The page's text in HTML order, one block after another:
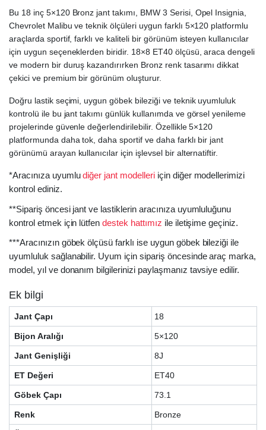
Bu 18 inç 5×120 Bronz jant takımı, BMW 3 Serisi, Opel Insignia,
Chevrolet Malibu ve teknik ölçüleri uygun farklı 5×120 platformlu
araçlarda sportif, farklı ve kaliteli bir görünüm isteyen kullanıcılar
için uygun seçeneklerden biridir. 18×8 ET40 ölçüsü, araca dengeli
ve modern bir duruş kazandırırken Bronz renk tasarımı dikkat
çekici ve premium bir görünüm oluşturur.
Doğru lastik seçimi, uygun göbek bileziği ve teknik uyumluluk
kontrolü ile bu jant takımı günlük kullanımda ve görsel yenileme
projelerinde güvenle değerlendirilebilir. Özellikle 5×120
platformunda daha tok, daha sportif ve daha farklı bir jant
görünümü arayan kullanıcılar için işlevsel bir alternatiftir.
*Aracınıza uyumludiğer jant modelleriiçin diğer modellerimizi
kontrol ediniz.
**Sipariş öncesi jant ve lastiklerin aracınıza uyumluluğunu
kontrol etmek için lütfendestek hattımız ile iletişime geçiniz.
***Aracınızın göbek ölçüsü farklı ise uygun göbek bileziği ile
uyumluluk sağlanabilir. Uyum için sipariş öncesinde araç marka,
model, yıl ve donanım bilgilerinizi paylaşmanız tavsiye edilir.
Ek bilgi
Jant Çapı 18
Bijon Aralığı 5×120
Jant Genişliği 8J
ET Değeri ET40
Göbek Çapı 73.1
Renk Bronze